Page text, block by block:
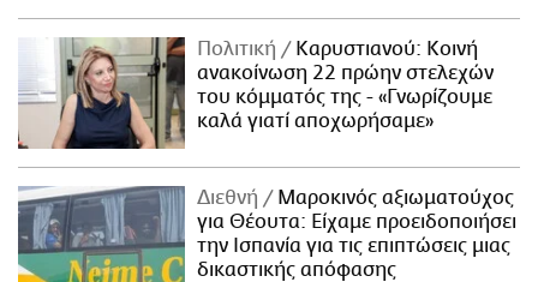
Πολιτική
Καρυστιανού: Κοινή
ανακοίνωση 22 πρώην στελεχών
του κόμματός της - «Γνωρίζουμε
καλά γιατί αποχωρήσαμε»
Διεθνή
Μαροκινός αξιωματούχος
για Θέουτα: Είχαμε προειδοποιήσει
την Ισπανία για τις επιπτώσεις μιας
δικαστικής απόφασης